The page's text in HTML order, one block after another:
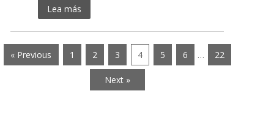
Lea más
« Previous 1 2 3 4 5 6 … 22
Next »